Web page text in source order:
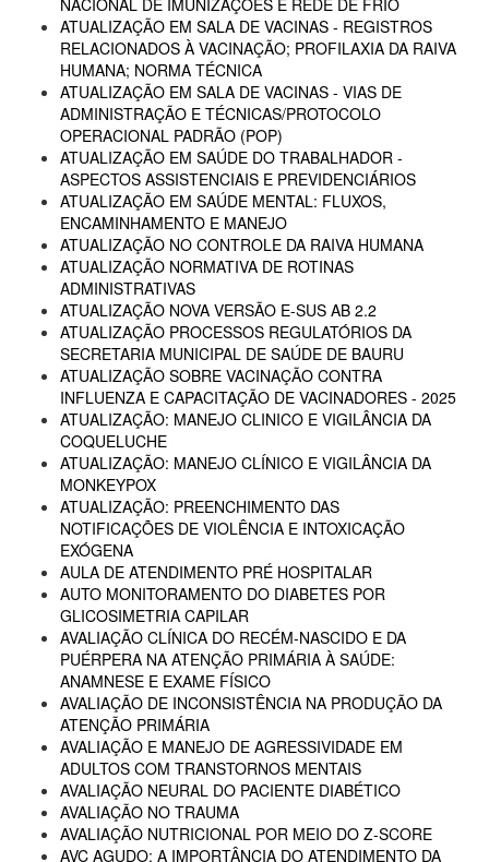
NACIONAL DE IMUNIZAÇÕES E REDE DE FRIO
ATUALIZAÇÃO EM SALA DE VACINAS - REGISTROS
RELACIONADOS À VACINAÇÃO; PROFILAXIA DA RAIVA
HUMANA; NORMA TÉCNICA
ATUALIZAÇÃO EM SALA DE VACINAS - VIAS DE
ADMINISTRAÇÃO E TÉCNICAS/PROTOCOLO
OPERACIONAL PADRÃO (POP)
ATUALIZAÇÃO EM SAÚDE DO TRABALHADOR -
ASPECTOS ASSISTENCIAIS E PREVIDENCIÁRIOS
ATUALIZAÇÃO EM SAÚDE MENTAL: FLUXOS,
ENCAMINHAMENTO E MANEJO
ATUALIZAÇÃO NO CONTROLE DA RAIVA HUMANA
ATUALIZAÇÃO NORMATIVA DE ROTINAS
ADMINISTRATIVAS
ATUALIZAÇÃO NOVA VERSÃO E-SUS AB 2.2
ATUALIZAÇÃO PROCESSOS REGULATÓRIOS DA
SECRETARIA MUNICIPAL DE SAÚDE DE BAURU
ATUALIZAÇÃO SOBRE VACINAÇÃO CONTRA
INFLUENZA E CAPACITAÇÃO DE VACINADORES - 2025
ATUALIZAÇÃO: MANEJO CLINICO E VIGILÂNCIA DA
COQUELUCHE
ATUALIZAÇÃO: MANEJO CLÍNICO E VIGILÂNCIA DA
MONKEYPOX
ATUALIZAÇÃO: PREENCHIMENTO DAS
NOTIFICAÇÕES DE VIOLÊNCIA E INTOXICAÇÃO
EXÓGENA
AULA DE ATENDIMENTO PRÉ HOSPITALAR
AUTO MONITORAMENTO DO DIABETES POR
GLICOSIMETRIA CAPILAR
AVALIAÇÃO CLÍNICA DO RECÉM-NASCIDO E DA
PUÉRPERA NA ATENÇÃO PRIMÁRIA À SAÚDE:
ANAMNESE E EXAME FÍSICO
AVALIAÇÃO DE INCONSISTÊNCIA NA PRODUÇÃO DA
ATENÇÃO PRIMÁRIA
AVALIAÇÃO E MANEJO DE AGRESSIVIDADE EM
ADULTOS COM TRANSTORNOS MENTAIS
AVALIAÇÃO NEURAL DO PACIENTE DIABÉTICO
AVALIAÇÃO NO TRAUMA
AVALIAÇÃO NUTRICIONAL POR MEIO DO Z-SCORE
AVC AGUDO: A IMPORTÂNCIA DO ATENDIMENTO DA